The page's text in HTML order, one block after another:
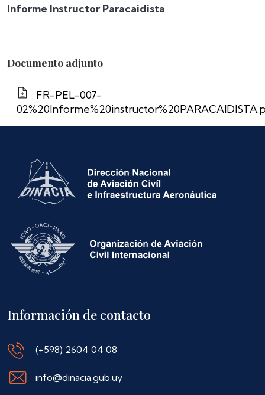
Informe Instructor Paracaidista
Documento adjunto
FR-PEL-007-
Información de contacto
(+598) 2604 04 08
info@dinacia.gub.uy